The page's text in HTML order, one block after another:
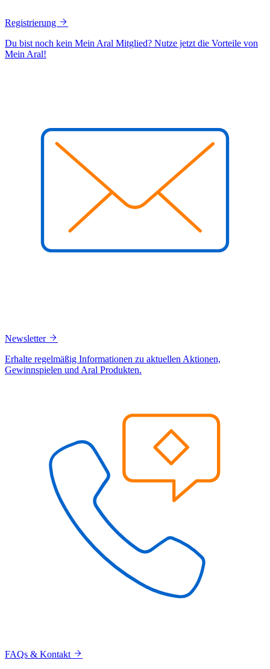
Registrierung
Du bist noch kein Mein Aral Mitglied? Nutze jetzt die Vorteile von
Mein Aral!
Newsletter
Erhalte regelmäßig Informationen zu aktuellen Aktionen,
Gewinnspielen und Aral Produkten.
FAQs & Kontakt